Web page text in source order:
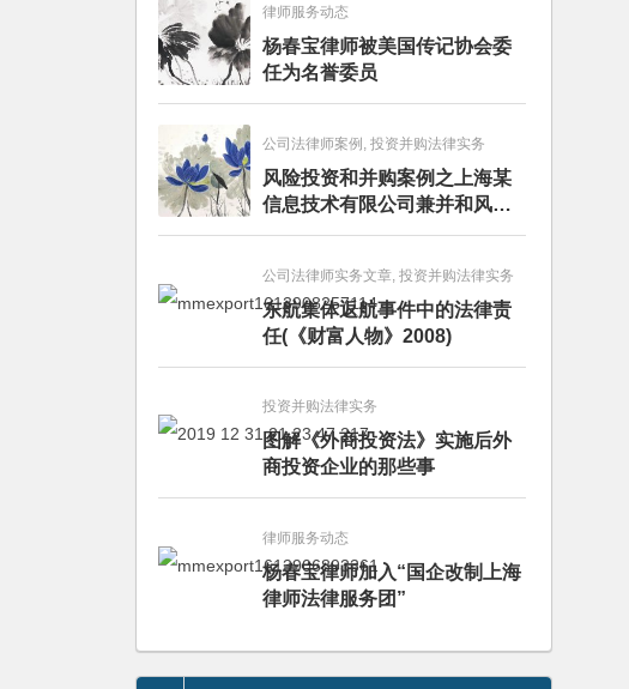
律师服务动态
杨春宝律师被美国传记协会委
任为名誉委员
公司法律师案例, 投资并购法律实务
风险投资和并购案例之上海某
信息技术有限公司兼并和风险
投资服务
公司法律师实务文章, 投资并购法律实务
东航集体返航事件中的法律责
任(《财富人物》2008)
投资并购法律实务
图解《外商投资法》实施后外
商投资企业的那些事
律师服务动态
杨春宝律师加入“国企改制上海
律师法律服务团”